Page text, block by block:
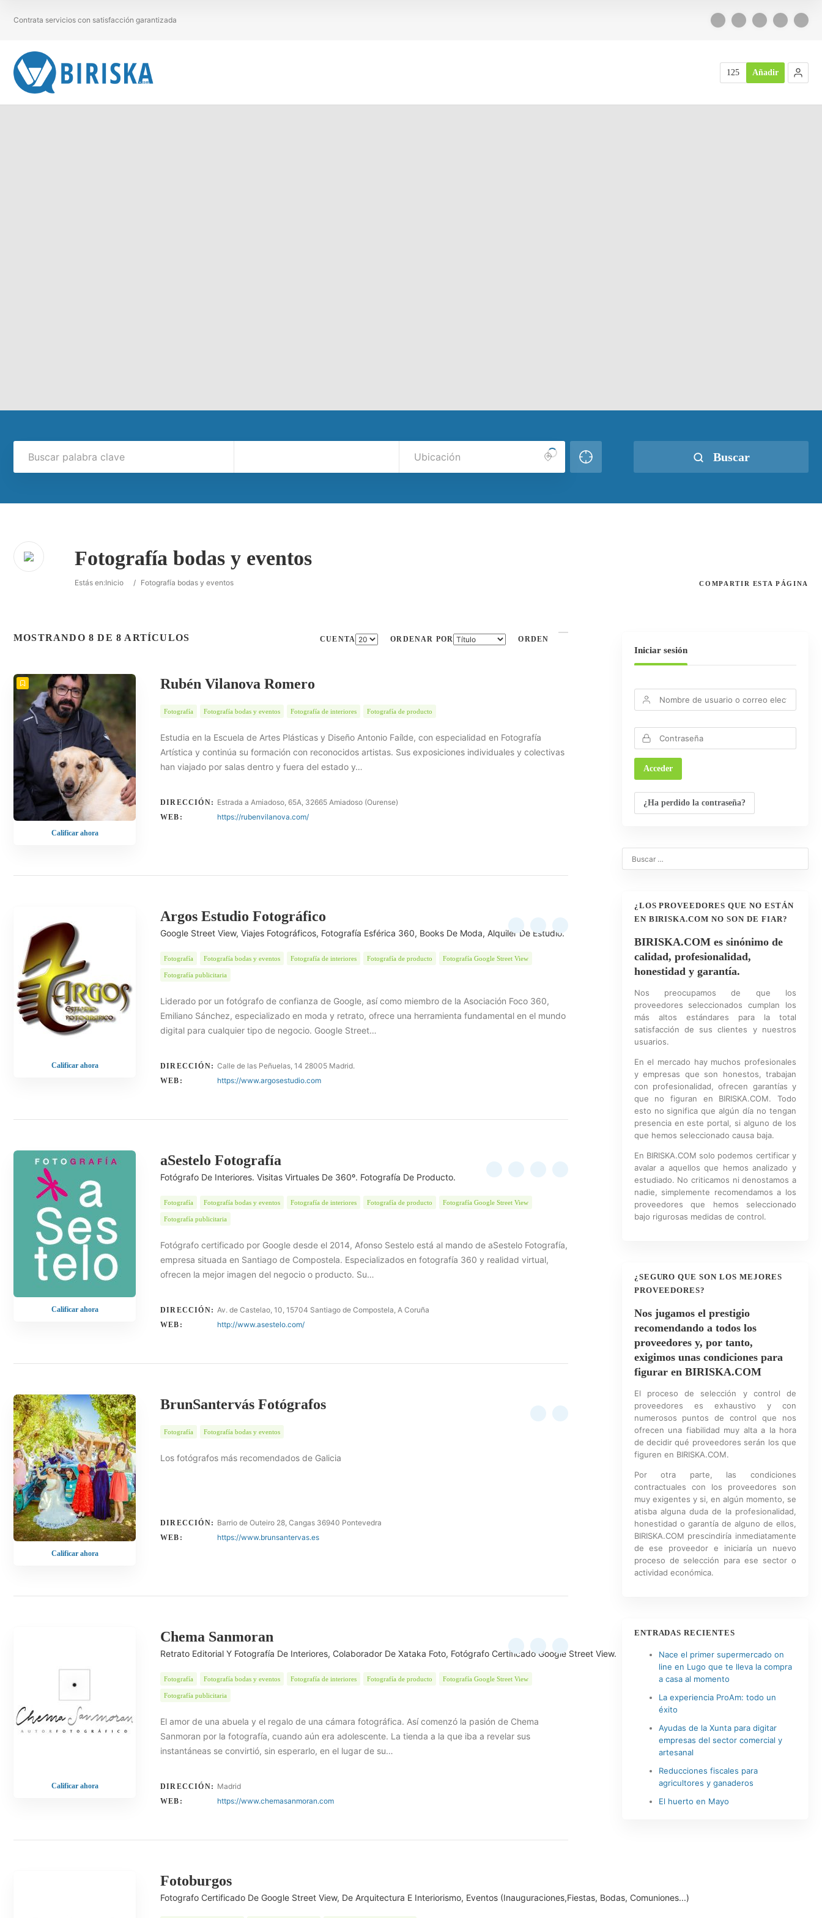
Contrata servicios con satisfacción garantizada
125 Añadir
Buscar
Fotografía bodas y eventos
Estás en:Inicio / Fotografía bodas y eventos COMPARTIR ESTA PÁGINA
MOSTRANDO 8 DE 8 ARTÍCULOS CUENTA ORDENAR POR ORDEN
Calificar ahora
Rubén Vilanova Romero
Fotografía Fotografía bodas y eventos Fotografía de interiores Fotografía de producto
Estudia en la Escuela de Artes Plásticas y Diseño Antonio Faílde, con especialidad en Fotografía
Artística y continúa su formación con reconocidos artistas. Sus exposiciones individuales y colectivas
han viajado por salas dentro y fuera del estado y…
DIRECCIÓN: Estrada a Amiadoso, 65A, 32665 Amiadoso (Ourense)
WEB: https://rubenvilanova.com/
Calificar ahora
Argos Estudio Fotográfico
Google Street View, Viajes Fotográficos, Fotografía Esférica 360, Books De Moda, Alquiler De Estudio.
Fotografía Fotografía bodas y eventos Fotografía de interiores Fotografía de producto Fotografía Google Street View
Fotografía publicitaria
Liderado por un fotógrafo de confianza de Google, así como miembro de la Asociación Foco 360,
Emiliano Sánchez, especializado en moda y retrato, ofrece una herramienta fundamental en el mundo
digital para cualquier tipo de negocio. Google Street…
DIRECCIÓN: Calle de las Peñuelas, 14 28005 Madrid.
WEB: https://www.argosestudio.com
Calificar ahora
aSestelo Fotografía
Fotógrafo De Interiores. Visitas Virtuales De 360º. Fotografía De Producto.
Fotografía Fotografía bodas y eventos Fotografía de interiores Fotografía de producto Fotografía Google Street View
Fotografía publicitaria
Fotógrafo certificado por Google desde el 2014, Afonso Sestelo está al mando de aSestelo Fotografía,
empresa situada en Santiago de Compostela. Especializados en fotografía 360 y realidad virtual,
ofrecen la mejor imagen del negocio o producto. Su…
DIRECCIÓN: Av. de Castelao, 10, 15704 Santiago de Compostela, A Coruña
WEB: http://www.asestelo.com/
Calificar ahora
BrunSantervás Fotógrafos
Fotografía Fotografía bodas y eventos
Los fotógrafos más recomendados de Galicia
DIRECCIÓN: Barrio de Outeiro 28, Cangas 36940 Pontevedra
WEB: https://www.brunsantervas.es
Calificar ahora
Chema Sanmoran
Retrato Editorial Y Fotografía De Interiores, Colaborador De Xataka Foto, Fotógrafo Certificado Google Street View.
Fotografía Fotografía bodas y eventos Fotografía de interiores Fotografía de producto Fotografía Google Street View
Fotografía publicitaria
El amor de una abuela y el regalo de una cámara fotográfica. Así comenzó la pasión de Chema
Sanmoran por la fotografía, cuando aún era adolescente. La tienda a la que iba a revelar sus
instantáneas se convirtió, sin esperarlo, en el lugar de su…
DIRECCIÓN: Madrid
WEB: https://www.chemasanmoran.com
Fotoburgos
Fotografo Certificado De Google Street View, De Arquitectura E Interiorismo, Eventos (inauguraciones,fiestas, Bodas, Comuniones...)
Iniciar sesión
¿Ha perdido la contraseña?
¿LOS PROVEEDORES QUE NO ESTÁN
EN BIRISKA.COM NO SON DE FIAR?
BIRISKA.COM es sinónimo de
calidad, profesionalidad,
honestidad y garantía.
Nos preocupamos de que los
proveedores seleccionados cumplan los
más altos estándares para la total
satisfacción de sus clientes y nuestros
usuarios.
En el mercado hay muchos profesionales
y empresas que son honestos, trabajan
con profesionalidad, ofrecen garantías y
que no figuran en BIRISKA.COM. Todo
esto no significa que algún día no tengan
presencia en este portal, si alguno de los
que hemos seleccionado causa baja.
En BIRISKA.COM solo podemos certificar y
avalar a aquellos que hemos analizado y
estudiado. No criticamos ni denostamos a
nadie, simplemente recomendamos a los
proveedores que hemos seleccionado
bajo rigurosas medidas de control.
¿SEGURO QUE SON LOS MEJORES
PROVEEDORES?
Nos jugamos el prestigio
recomendando a todos los
proveedores y, por tanto,
exigimos unas condiciones para
figurar en BIRISKA.COM
El proceso de selección y control de
proveedores es exhaustivo y con
numerosos puntos de control que nos
ofrecen una fiabilidad muy alta a la hora
de decidir qué proveedores serán los que
figuren en BIRISKA.COM.
Por otra parte, las condiciones
contractuales con los proveedores son
muy exigentes y si, en algún momento, se
atisba alguna duda de la profesionalidad,
honestidad o garantía de alguno de ellos,
BIRISKA.COM prescindiría inmediatamente
de ese proveedor e iniciaría un nuevo
proceso de selección para ese sector o
actividad económica.
ENTRADAS RECIENTES
Nace el primer supermercado on
line en Lugo que te lleva la compra
a casa al momento
La experiencia ProAm: todo un
éxito
Ayudas de la Xunta para digitar
empresas del sector comercial y
artesanal
Reducciones fiscales para
agricultores y ganaderos
El huerto en Mayo